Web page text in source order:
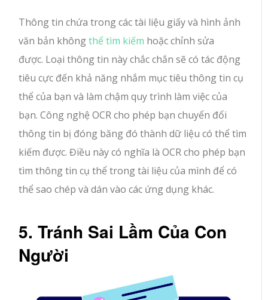
Thông tin chứa trong các tài liệu giấy và hình ảnh
văn bản khôngthể tìm kiếm hoặc chỉnh sửa
được. Loại thông tin này chắc chắn sẽ có tác động
tiêu cực đến khả năng nhắm mục tiêu thông tin cụ
thể của bạn và làm chậm quy trình làm việc của
bạn. Công nghệ OCR cho phép bạn chuyển đổi
thông tin bị đóng băng đó thành dữ liệu có thể tìm
kiếm được. Điều này có nghĩa là OCR cho phép bạn
tìm thông tin cụ thể trong tài liệu của mình để có
thể sao chép và dán vào các ứng dụng khác.
5. Tránh Sai Lầm Của Con
Người